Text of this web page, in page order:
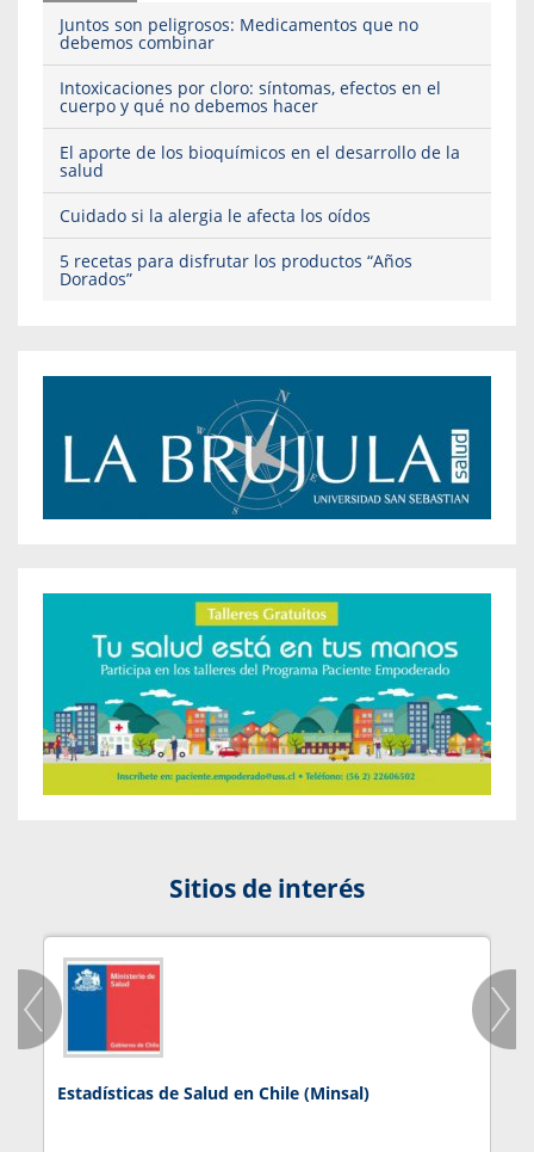
Juntos son peligrosos: Medicamentos que no
debemos combinar
Intoxicaciones por cloro: síntomas, efectos en el
cuerpo y qué no debemos hacer
El aporte de los bioquímicos en el desarrollo de la
salud
Cuidado si la alergia le afecta los oídos
5 recetas para disfrutar los productos “Años
Dorados”
Sitios de interés
Estadísticas de Salud en Chile (Minsal)